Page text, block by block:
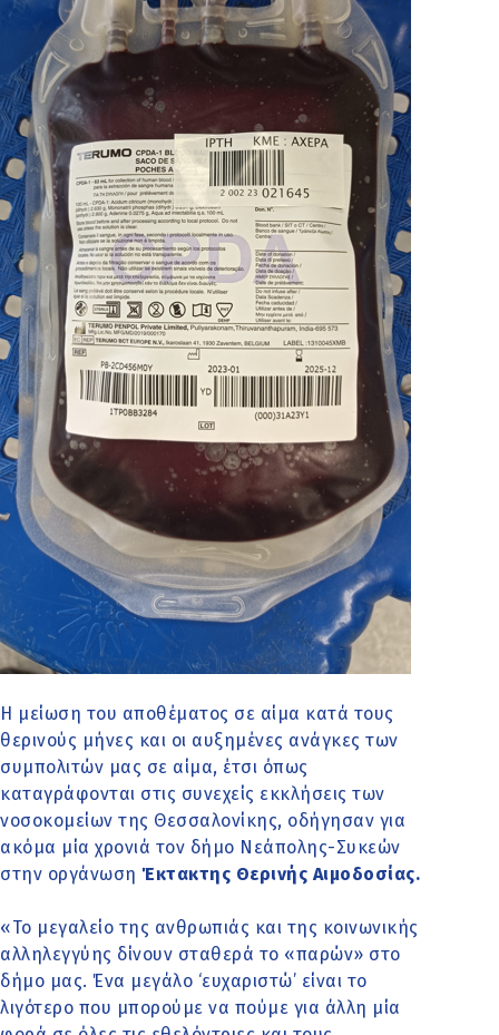
Η μείωση του αποθέματος σε αίμα κατά τους
θερινούς μήνες και οι αυξημένες ανάγκες των
συμπολιτών μας σε αίμα, έτσι όπως
καταγράφονται στις συνεχείς εκκλήσεις των
νοσοκομείων της Θεσσαλονίκης, οδήγησαν για
ακόμα μία χρονιά τον δήμο Νεάπολης-Συκεών
στην οργάνωση Έκτακτης Θερινής Αιμοδοσίας.
«Το μεγαλείο της ανθρωπιάς και της κοινωνικής
αλληλεγγύης δίνουν σταθερά το «παρών» στο
δήμο μας. Ένα μεγάλο ‘ευχαριστώ’ είναι το
λιγότερο που μπορούμε να πούμε για άλλη μία